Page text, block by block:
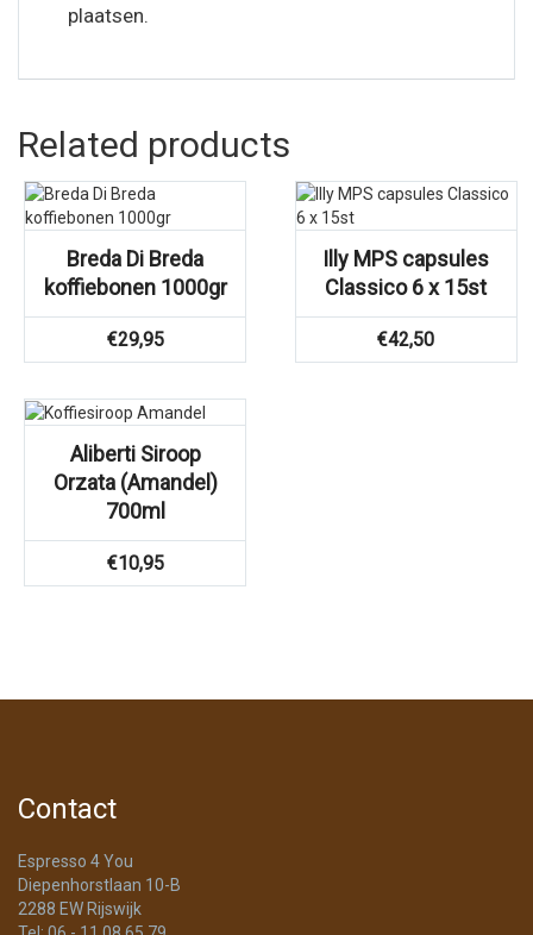
plaatsen.
Related products
Breda Di Breda
koffiebonen 1000gr
€29,95
Illy MPS capsules
Classico 6 x 15st
€42,50
Aliberti Siroop
Orzata (Amandel)
700ml
€10,95
Contact
Espresso 4 You
Diepenhorstlaan 10-B
2288 EW Rijswijk